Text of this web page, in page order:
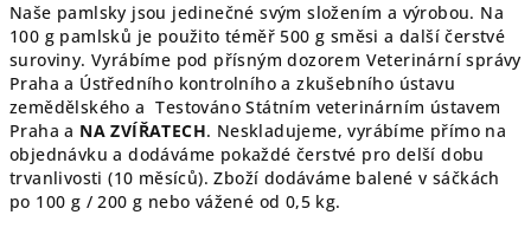
Naše pamlsky jsou jedinečné svým složením a výrobou. Na
100 g pamlsků je použito téměř 500 g směsi a další čerstvé
suroviny. Vyrábíme pod přísným dozorem Veterinární správy
Praha a Ústředního kontrolního a zkušebního ústavu
zemědělského a Testováno Státním veterinárním ústavem
Praha a NA ZVÍŘATECH. Neskladujeme, vyrábíme přímo na
objednávku a dodáváme pokaždé čerstvé pro delší dobu
trvanlivosti (10 měsíců). Zboží dodáváme balené v sáčkách
po 100 g / 200 g nebo vážené od 0,5 kg.